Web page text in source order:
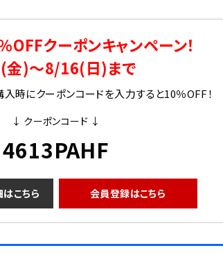
クーポンキャンペーン！
金)～8/16(日)まで
時にクーポンコードを入力すると10％OFF！
↓ クーポンコード ↓
4613PAHF
こちら 会員登録はこちら